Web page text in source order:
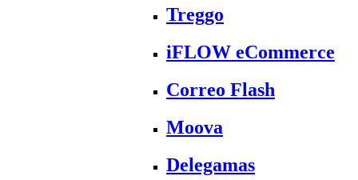
Treggo
iFLOW eCommerce
Correo Flash
Moova
Delegamas